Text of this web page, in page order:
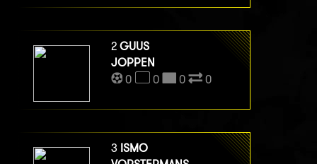
2 GUUS
JOPPEN
0
0 0 0
3 ISMO